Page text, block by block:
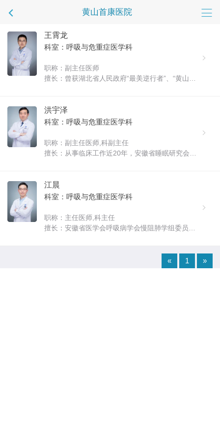
黄山首康医院
王霄龙
科室：呼吸与危重症医学科
职称：副主任医师
擅长：曾获湖北省人民政府“最美逆行者”、“黄山市
肿瘤、肺部结节、慢性咳嗽、哮喘、慢性阻塞性肺
疾病、睡眠呼吸暂......
洪宇泽
科室：呼吸与危重症医学科
职称：副主任医师,科副主任
擅长：从事临床工作近20年，安徽省睡眠研究会睡
管病、胸膜疾病及肺部肿瘤的诊治。独立并熟练运
用支气管镜进行镜下检查及相关介......
江晨
科室：呼吸与危重症医学科
职称：主任医师,科主任
擅长：安徽省医学会呼吸病学会慢阻肺学组委员，
癌协会肿瘤介入委员会委员，安徽省抗癌协会介入
« 1 »